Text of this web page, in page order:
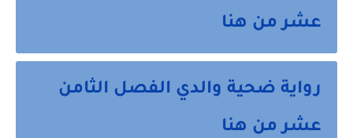
عشر من هنا
رواية ضحية والدي الفصل الثامن
عشر من هنا